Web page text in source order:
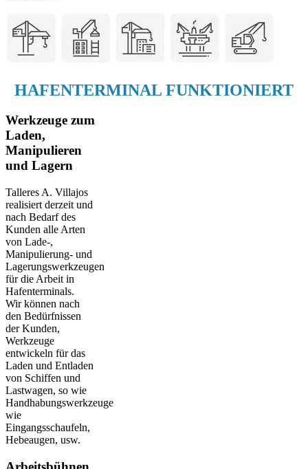
HAFENTERMINAL FUNKTIONIERT
Werkzeuge zum
Laden,
Manipulieren
und Lagern
Talleres A. Villajos
realisiert derzeit und
nach Bedarf des
Kunden alle Arten
von Lade-,
Manipulierung- und
Lagerungswerkzeugen
für die Arbeit in
Hafenterminals.
Wir können nach
den Bedürfnissen
der Kunden,
Werkzeuge
entwickeln für das
Laden und Entladen
von Schiffen und
Lastwagen, so wie
Handhabungswerkzeuge
wie
Eingangsschaufeln,
Hebeaugen, usw.